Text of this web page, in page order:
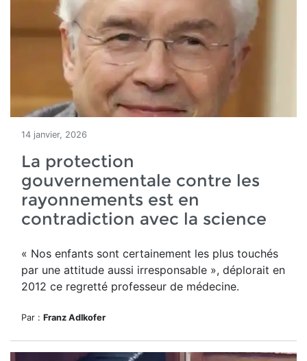
14 janvier, 2026
La protection
gouvernementale contre les
rayonnements est en
contradiction avec la science
« Nos enfants sont certainement les plus touchés
par une attitude aussi irresponsable », déplorait en
2012 ce regretté professeur de médecine.
Par : Franz Adlkofer